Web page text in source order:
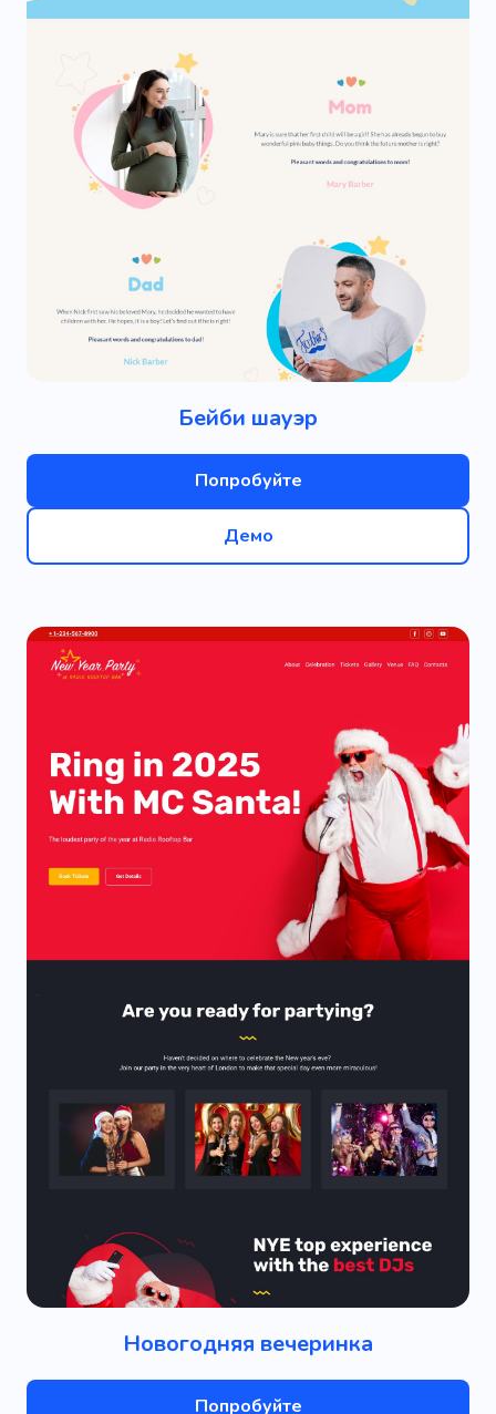
Бейби шауэр
Попробуйте
Демо
Новогодняя вечеринка
Попробуйте